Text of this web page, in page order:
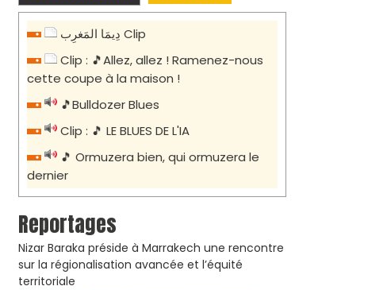
دِيمَا المَغرِب Clip
Clip : 🎵Allez, allez ! Ramenez-nous
cette coupe à la maison !
🎵Bulldozer Blues
Clip : 🎵 LE BLUES DE L'IA
🎵 Ormuzera bien, qui ormuzera le
dernier
Reportages
Nizar Baraka préside à Marrakech une rencontre
sur la régionalisation avancée et l’équité
territoriale